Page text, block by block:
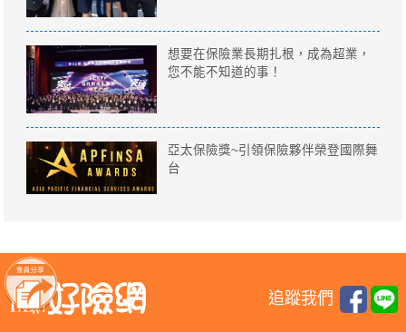
想要在保險業長期扎根，成為超業，
您不能不知道的事！
亞太保險獎~引領保險夥伴榮登國際舞
台
追蹤我們